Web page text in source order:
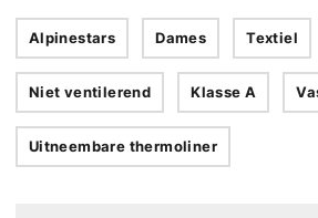
Alpinestars Dames Textiel
Niet ventilerend Klasse A
Uitneembare thermoliner